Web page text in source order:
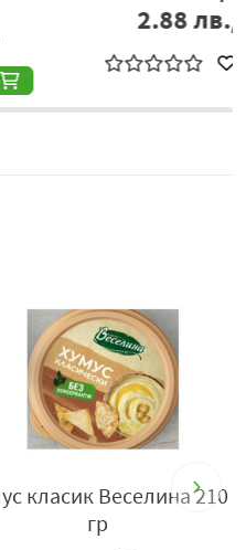
11, e-mail: лв./бр
класик Веселина 210
гр